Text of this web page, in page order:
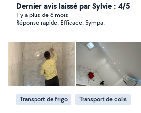
et travaux en tout genre. Je suis disponible sur toulon et
alentours J ai un camion et de
location également. Contacter moi
Dernier avis laissé par Sylvie : 4/5
Il y a plus de 6 mois
Réponse rapide. Efficace. Sympa.
Transport de frigo Transport de colis